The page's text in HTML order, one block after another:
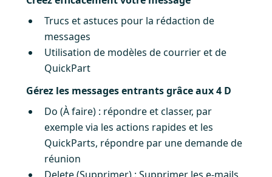
Trucs et astuces pour la rédaction de
messages
Utilisation de modèles de courrier et de
QuickPart
Gérez les messages entrants grâce aux 4 D
Do (À faire) : répondre et classer, par
exemple via les actions rapides et les
QuickParts, répondre par une demande de
réunion